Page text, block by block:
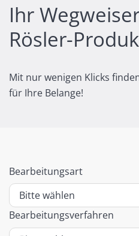
Ihr
Rösler-
Mit nur wenigen Klicks
für Ihre Belange!
Bearbeitungsart
Bearbeitungsverfahren